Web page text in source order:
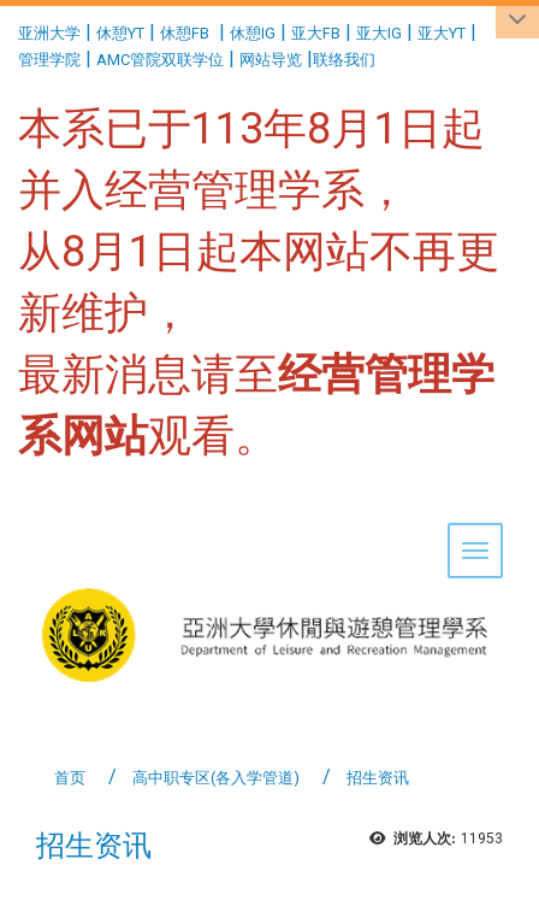
亚洲大学 | 休憩YT | 休憩FB | 休憩IG | 亚大FB | 亚大IG | 亚大YT |
管理学院 | AMC管院双联学位 | 网站导览 |联络我们
本系已于113年8月1日起
并入经营管理学系，
从8月1日起本网站不再更
新维护，
最新消息请至经营管理学
系网站观看。
Toggle
首页 高中职专区(各入学管道) 招生资讯
浏览人次: 11953
招生资讯